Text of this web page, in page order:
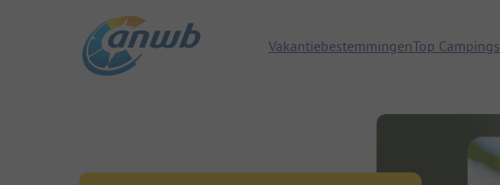
VakantiebestemmingenTop Campings